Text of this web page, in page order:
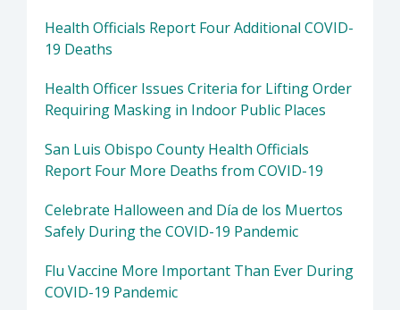
Health Officials Report Four Additional COVID-
19 Deaths
Health Officer Issues Criteria for Lifting Order
Requiring Masking in Indoor Public Places
San Luis Obispo County Health Officials
Report Four More Deaths from COVID-19
Celebrate Halloween and Día de los Muertos
Safely During the COVID-19 Pandemic
Flu Vaccine More Important Than Ever During
COVID-19 Pandemic